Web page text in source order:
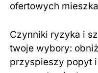
ofertowych
Czynniki ryzyka i
twoje wybory:
przyspieszy popyt